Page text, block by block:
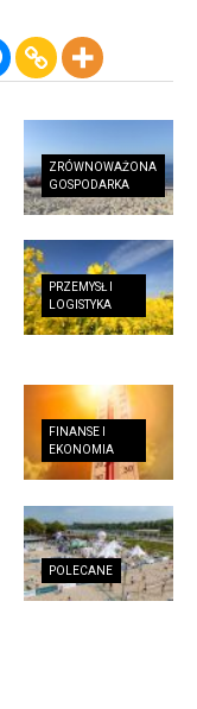
ZRÓWNOWAŻONA
GOSPODARKA
PRZEMYSŁ I
LOGISTYKA
FINANSE I
EKONOMIA
POLECANE